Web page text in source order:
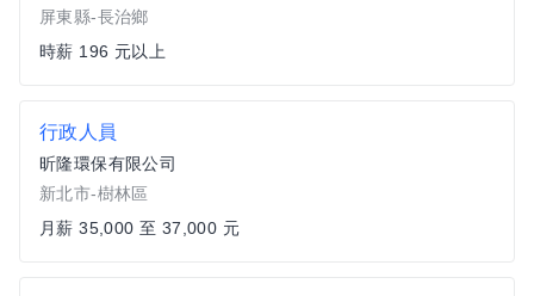
屏東縣-長治鄉
時薪 196 元以上
行政人員
昕隆環保有限公司
新北市-樹林區
月薪 35,000 至 37,000 元